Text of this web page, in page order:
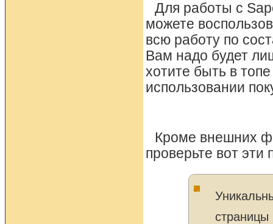
Для работы с
можете
всю работу по
Вам надо будет
хотите быть в
использовании
Кроме внешних
проверьте вот
страницы